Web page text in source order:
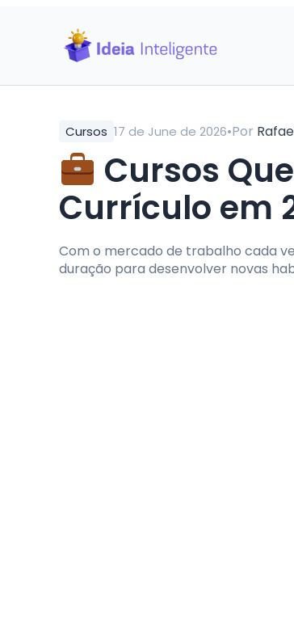
Cursos 17 de June de 2026•Por
Cursos
Currículo em
Com o mercado de trabalho cada
duração para desenvolver novas